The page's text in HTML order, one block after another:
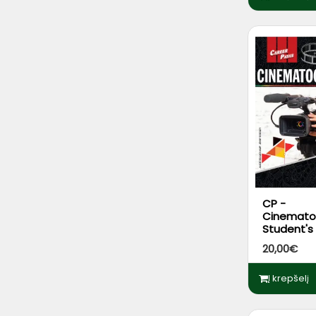
CP -
Student's
DigiBooks
20,00€
Į krepšelį